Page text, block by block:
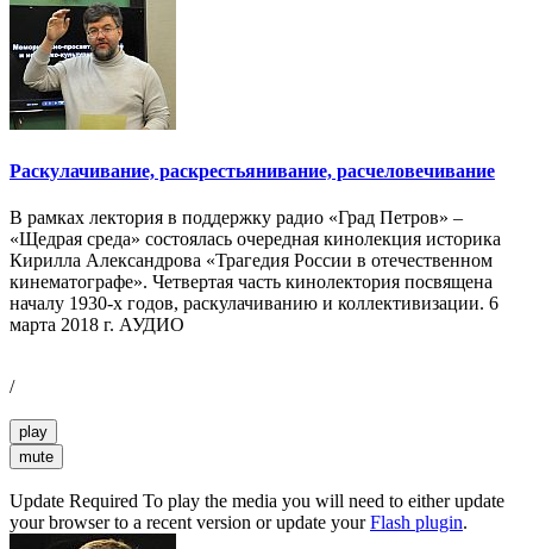
Раскулачивание, раскрестьянивание, расчеловечивание
В рамках лектория в поддержку радио «Град Петров» –
«Щедрая среда» состоялась очередная кинолекция историка
Кирилла Александрова «Трагедия России в отечественном
кинематографе». Четвертая часть кинолектория посвящена
началу 1930-х годов, раскулачиванию и коллективизации. 6
марта 2018 г. АУДИО
/
play
mute
Update Required To play the media you will need to either update
your browser to a recent version or update yourFlash plugin.